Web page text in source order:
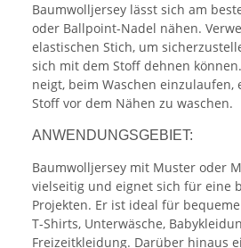
Baumwolljersey lässt sich am
oder Ballpoint-Nadel nähen.
elastischen Stich, um
sich mit dem Stoff dehnen
neigt, beim Waschen einzulaufen,
Stoff vor dem Nähen zu waschen.
ANWENDUNGSGEBIET:
Baumwolljersey mit Muster oder
vielseitig und eignet sich für eine
Projekten. Er ist ideal für
T-Shirts, Unterwäsche,
Freizeitkleidung. Darüber hinaus